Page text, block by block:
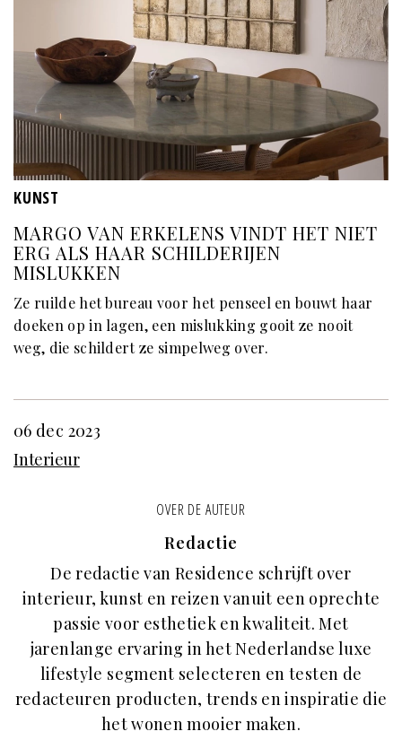
KUNST
MARGO VAN ERKELENS VINDT HET NIET
ERG ALS HAAR SCHILDERIJEN
MISLUKKEN
Ze ruilde het bureau voor het penseel en bouwt haar
doeken op in lagen, een mislukking gooit ze nooit
weg, die schildert ze simpelweg over.
06 dec 2023
Interieur
OVER DE AUTEUR
Redactie
De redactie van Residence schrijft over
interieur, kunst en reizen vanuit een oprechte
passie voor esthetiek en kwaliteit. Met
jarenlange ervaring in het Nederlandse luxe
lifestyle segment selecteren en testen de
redacteuren producten, trends en inspiratie die
het wonen mooier maken.